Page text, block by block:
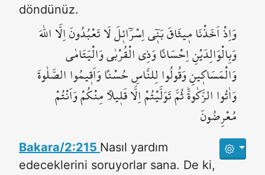
döndünüz.
وَاِذْ اَخَذْنَا م۪يثَاقَ بَن۪ٓي اِسْرَٓائ۪لَ لَا تَعْبُدُونَ اِلَّا اللّٰهَ
وَبِالْوَالِدَيْنِ اِحْسَاناً وَذِي الْقُرْبٰى وَالْيَتَامٰى
وَالْمَسَاك۪ينِ وَقُولُوا لِلنَّاسِ حُسْناً وَاَق۪يمُوا الصَّلٰوةَ
وَاٰتُوا الزَّكٰوةَۜ ثُمَّ تَوَلَّيْتُمْ اِلَّا قَل۪يلاً مِنْكُمْ وَاَنْتُمْ
مُعْرِضُونَ
Bakara/2:215 Nasıl yardım
edeceklerini soruyorlar sana. De ki,